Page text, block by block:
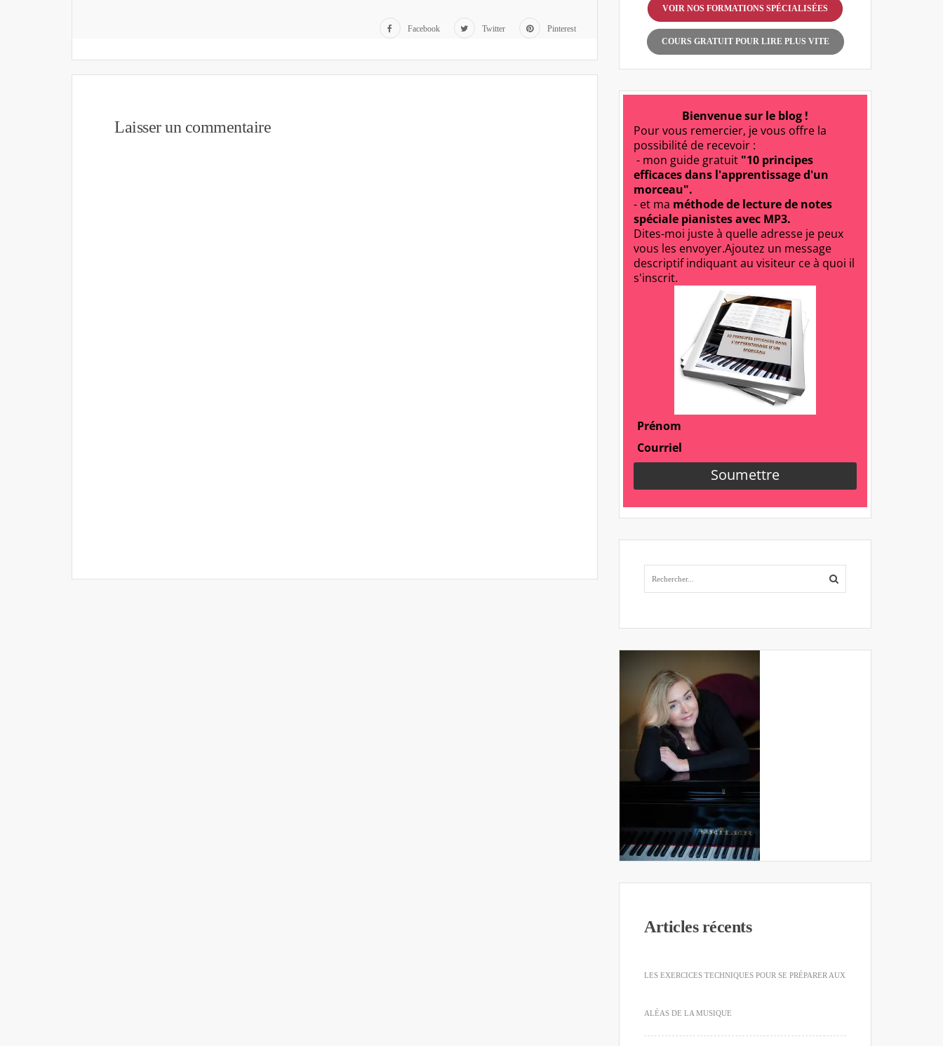
Facebook Twitter Pinterest
Laisser un commentaire
VOIR NOS FORMATIONS SPÉCIALISÉES
COURS GRATUIT POUR LIRE PLUS VITE
Articles récents
LES EXERCICES TECHNIQUES POUR SE PRÉPARER AUX
ALÉAS DE LA MUSIQUE